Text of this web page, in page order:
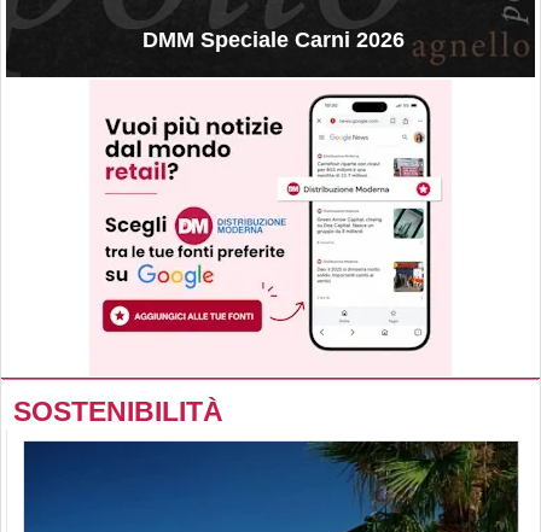
DMM Speciale Carni 2026
SOSTENIBILITÀ